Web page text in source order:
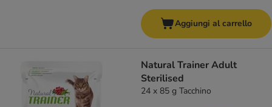
Aggiungi al carrello
Natural Trainer Adult
Sterilised
24 x 85 g Tacchino